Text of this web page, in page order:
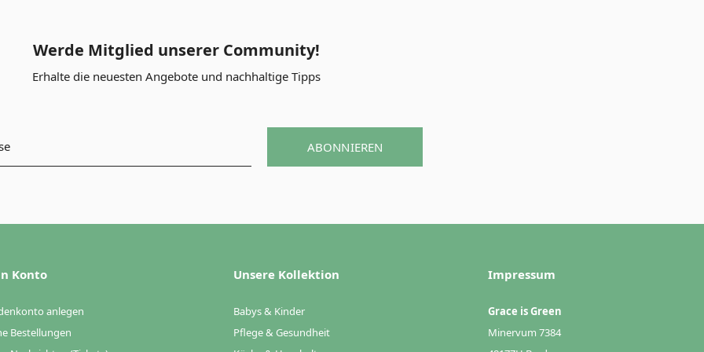
Werde Mitglied unserer Community!
Erhalte die neuesten Angebote und nachhaltige Tipps
ABONNIEREN
Konto
anlegen
Bestellungen
Unsere Kollektion
Babys & Kinder
Pflege & Gesundheit
Impressum
Grace is Green
Minervum 7384